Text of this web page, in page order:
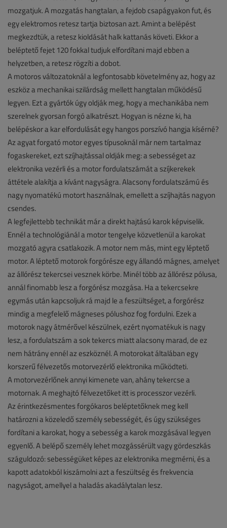
mozgatjuk. A mozgatás hangtalan, a fejdob csapágyakon fut, és
egy elektromos retesz tartja biztosan azt. Amint a belépést
megkezdtük, a retesz kioldását halk kattanás követi. Ekkor a
beléptető fejet 120 fokkal tudjuk elfordítani majd ebben a
helyzetben, a retesz rögzíti a dobot.
A motoros változatoknál a legfontosabb követelmény az, hogy az
eszköz a mechanikai szilárdság mellett hangtalan működésű
legyen. Ezt a gyártók úgy oldják meg, hogy a mechanikába nem
szerelnek gyorsan forgó alkatrészt. Hogyan is nézne ki, ha
belépéskor a kar elfordulását egy hangos porszívó hangja kísérné?
Az agyat forgató motor egyes típusoknál már nem tartalmaz
fogaskereket, ezt szíjhajtással oldják meg: a sebességet az
elektronika vezérli és a motor fordulatszámát a szíjkerekek
áttétele alakítja a kívánt nagyságra. Alacsony fordulatszámú és
nagy nyomatékú motort használnak, emellett a szíjhajtás nagyon
csendes.
A legfejlettebb technikát már a direkt hajtású karok képviselik.
Ennél a technológiánál a motor tengelye közvetlenül a karokat
mozgató agyra csatlakozik. A motor nem más, mint egy léptető
motor. A léptető motorok forgórésze egy állandó mágnes, amelyet
az állórész tekercsei vesznek körbe. Minél több az állórész pólusa,
annál finomabb lesz a forgórész mozgása. Ha a tekercsekre
egymás után kapcsoljuk rá majd le a feszültséget, a forgórész
mindig a megfelelő mágneses pólushoz fog fordulni. Ezek a
motorok nagy átmérővel készülnek, ezért nyomatékuk is nagy
lesz, a fordulatszám a sok tekercs miatt alacsony marad, de ez
nem hátrány ennél az eszköznél. A motorokat általában egy
korszerű félvezetős motorvezérlő elektronika működteti.
A motorvezérlőnek annyi kimenete van, ahány tekercse a
motornak. A meghajtó félvezetőket itt is processzor vezérli.
Az érintkezésmentes forgókaros beléptetőknek meg kell
határozni a közeledő személy sebességét, és úgy szükséges
fordítani a karokat, hogy a sebesség a karok mozgásával legyen
egyenlő. A belépő személy lehet mozgássérült vagy gördeszkás
száguldozó: sebességüket képes az elektronika megmérni, és a
kapott adatokból kiszámolni azt a feszültség és frekvencia
nagyságot, amellyel a haladás akadálytalan lesz.